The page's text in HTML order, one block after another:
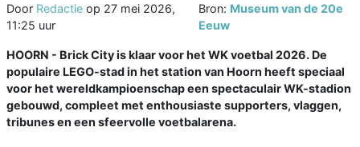
Door Redactie op 27 mei 2026,
11:25 uur
Bron: Museum van de 20e
Eeuw
HOORN - Brick City is klaar voor het WK voetbal 2026. De
populaire LEGO-stad in het station van Hoorn heeft speciaal
voor het wereldkampioenschap een spectaculair WK-stadion
gebouwd, compleet met enthousiaste supporters, vlaggen,
tribunes en een sfeervolle voetbalarena.